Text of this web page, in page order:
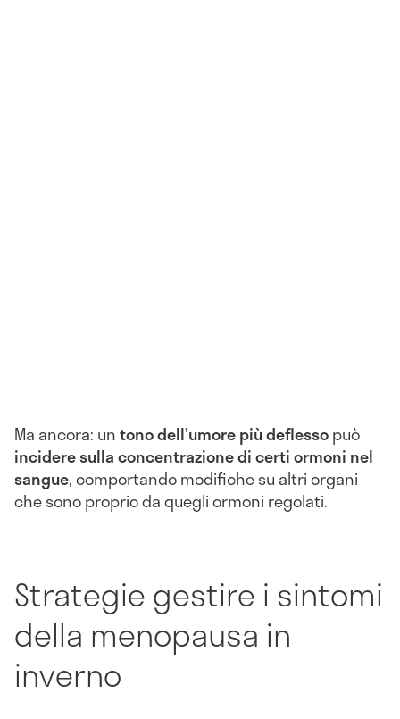
Ma ancora: untono dell’umore più deflessopuò
incidere sulla concentrazionedi certi ormoni nel
sangue, comportando modifiche su altri organi –
che sono proprio da quegli ormoni regolati.
Strategie gestire i sintomi
della menopausa in
inverno